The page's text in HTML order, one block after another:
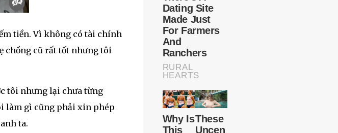
tiền. Vì không có tài chính
chồng cũ rất tốt nhưng tôi
tôi nhưng lại chưa từng
làm gì cũng phải xin phép
ta.